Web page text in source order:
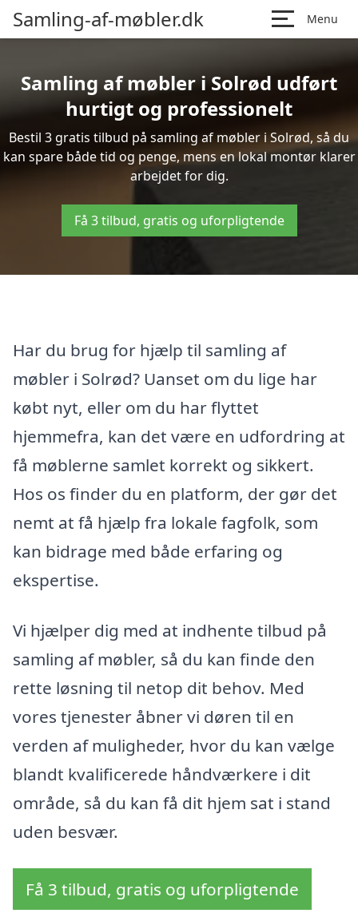
Samling-af-møbler.dk Menu
Samling af møbler i Solrød udført
hurtigt og professionelt
Bestil 3 gratis tilbud på samling af møbler i Solrød, så du
kan spare både tid og penge, mens en lokal montør klarer
arbejdet for dig.
Få 3 tilbud, gratis og uforpligtende
Har du brug for hjælp til samling af
møbler i Solrød? Uanset om du lige har
købt nyt, eller om du har flyttet
hjemmefra, kan det være en udfordring at
få møblerne samlet korrekt og sikkert.
Hos os finder du en platform, der gør det
nemt at få hjælp fra lokale fagfolk, som
kan bidrage med både erfaring og
ekspertise.
Vi hjælper dig med at indhente tilbud på
samling af møbler, så du kan finde den
rette løsning til netop dit behov. Med
vores tjenester åbner vi døren til en
verden af muligheder, hvor du kan vælge
blandt kvalificerede håndværkere i dit
område, så du kan få dit hjem sat i stand
uden besvær.
Få 3 tilbud, gratis og uforpligtende